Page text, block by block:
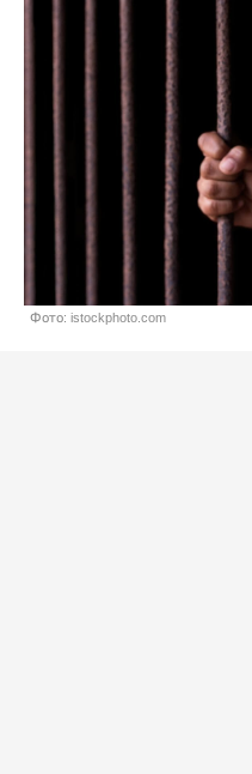
Фото: istockphoto.com